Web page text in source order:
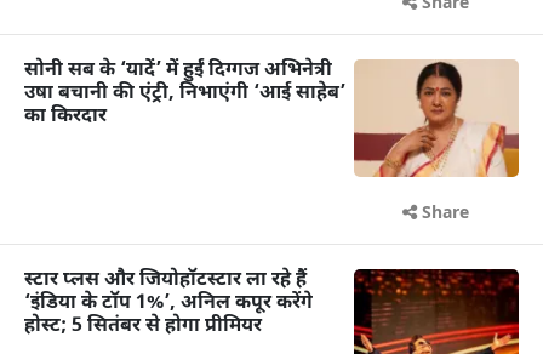
सोनी सब के ‘यादें’ में हुईं दिग्गज अभिनेत्री
उषा बचानी की एंट्री, निभाएंगी ‘आई साहेब’
का किरदार
Share
स्टार प्लस और जियोहॉटस्टार ला रहे हैं
‘इंडिया के टॉप 1%’, अनिल कपूर करेंगे
होस्ट; 5 सितंबर से होगा प्रीमियर